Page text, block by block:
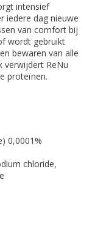
intensief
iedere dag nieuwe
van comfort bij
wordt gebruikt
bewaren van alle
verwijdert ReNu
proteïnen.
0,0001%
chloride,